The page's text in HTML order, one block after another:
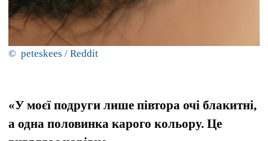
© peteskees / Reddit
«У моєї подруги лише півтора очі блакитні,
а одна половинка карого кольору. Це